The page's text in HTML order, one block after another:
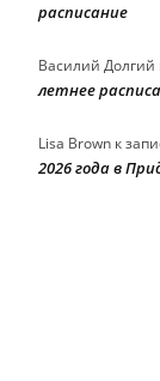
расписание
Василий Долгий
летнее
Lisa Brown к
2026 года в